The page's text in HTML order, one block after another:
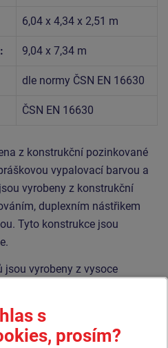
6,04 x 4,34 x 2,51 m
9,04 x 7,34 m
dle normy ČSN EN 16630
ČSN EN 16630
z konstrukční pozinkované
vypalovací barvou a
vyrobeny z konstrukční
duplexním nástřikem
Tyto konstrukce jsou
jsou vyrobeny z vysoce
a hlavně bezpečností,
tak žádné nebezpečí zranění
s
prosím?